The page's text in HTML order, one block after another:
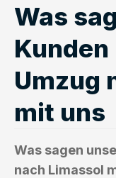
Was
Umzug
mit uns
Was sagen
nach Limassol